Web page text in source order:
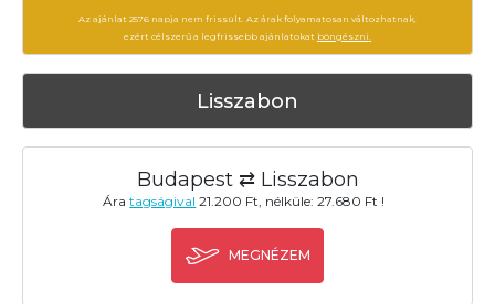
Az ajánlat 2576 napja nem frissült. Az árak folyamatosan változhatnak,
ezért célszerű a legfrissebb ajánlatokat böngészni.
Lisszabon
Budapest ⇄ Lisszabon
Áratagságival 21.200 Ft, nélküle: 27.680 Ft !
MEGNÉZEM